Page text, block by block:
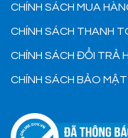
CHÍNH SÁCH MUA
CHÍNH SÁCH THANH
CHÍNH SÁCH ĐỔI TRẢ
CHÍNH SÁCH BẢO MẬT